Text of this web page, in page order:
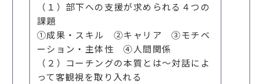
（１）部下への支援が求められる４つの
課題
①成果・スキル ②キャリア ③モチベ
ーション・主体性 ④人間関係
（２）コーチングの本質とは～対話によ
って客観視を取り入れる